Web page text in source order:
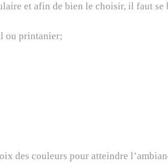
et afin de bien le choisir, il faut se
ou printanier;
des couleurs pour atteindre